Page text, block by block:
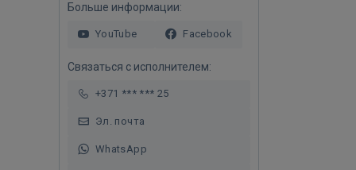
Больше информации:
YouTube Facebook
Связаться с исполнителем:
+371 *** *** 25
Эл. почта
WhatsApp